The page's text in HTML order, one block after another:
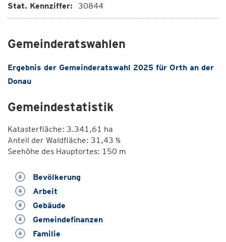
Stat. Kennziffer: 30844
Gemeinderatswahlen
Ergebnis der Gemeinderatswahl 2025 für Orth an der
Donau
Gemeindestatistik
Katasterfläche: 3.341,61 ha
Anteil der Waldfläche: 31,43 %
Seehöhe des Hauptortes: 150 m
Bevölkerung
Arbeit
Gebäude
Gemeindefinanzen
Familie